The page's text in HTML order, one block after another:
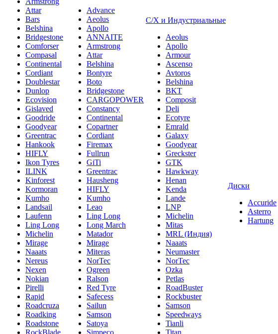
Attar
Bars
Belshina
Bridgestone
Comforser
Compasal
Continental
Cordiant
Doublestar
Dunlop
Ecovision
Gislaved
Goodride
Goodyear
Greentrac
Hankook
HIFLY
Ikon Tyres
ILINK
Kinforest
Kormoran
Kumho
Landsail
Laufenn
Ling Long
Michelin
Mirage
Naaats
Nereus
Nexen
Nokian
Pirelli
Rapid
Roadcruza
Roadking
Roadstone
RockBlade
Advance
Aeolus
Apollo
ANNAITE
Armstrong
Attar
Belshina
Bontyre
Boto
Bridgestone
CARGOPOWER
Constancy
Continental
Copartner
Cordiant
Firemax
Fullrun
GiTi
Greentrac
Hausheng
HIFLY
Kumho
Leao
Ling Long
Long March
Matador
Mirage
Miteras
NorTec
Ogreen
Ralson
Red Tyre
Safecess
Sailun
Samson
Satoya
Simpeco
С/Х и Индустриальные
Aeolus
Apollo
Armour
Ascenso
Avtoros
Belshina
BKT
Composit
Deli
Ecotyre
Emrald
Galaxy
Goodyear
Greckster
GTK
Hawkway
Henan
Kenda
Lande
LNP
Michelin
Mitas
MRL (Индия)
Naaats
Neumaster
NorTec
Ozka
Petlas
RoadBuster
Rockbuster
Samson
Speedways
Tianli
Titan
Диски
Accuride
Asterro
Hartung